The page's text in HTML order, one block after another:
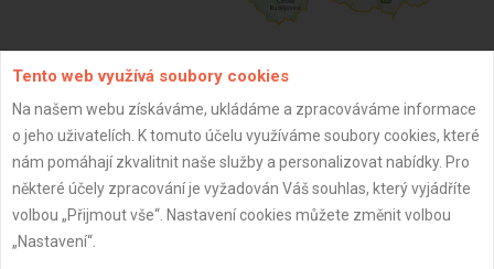
Aktualizováno z portálu ARES dne 01.12.2024 15:15:06
Tento web využívá soubory cookies
Na našem webu získáváme, ukládáme a zpracováváme informace
o jeho uživatelích. K tomuto účelu využíváme soubory cookies, které
nám pomáhají zkvalitnit naše služby a personalizovat nabídky. Pro
některé účely zpracování je vyžadován Váš souhlas, který vyjádříte
volbou „Přijmout vše“. Nastavení cookies můžete změnit volbou
„Nastavení“.